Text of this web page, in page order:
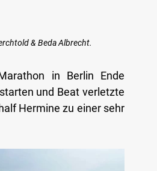
& Beda Albrecht.
in Berlin Ende
und Beat verletzte
Hermine zu einer sehr